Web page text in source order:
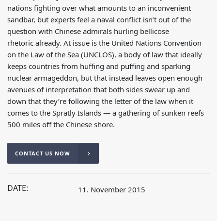
nations fighting over what amounts to an inconvenient
sandbar, but experts feel a naval conflict isn’t out of the
question with Chinese admirals hurling bellicose
rhetoric already. At issue is the United Nations Convention
on the Law of the Sea (UNCLOS), a body of law that ideally
keeps countries from huffing and puffing and sparking
nuclear armageddon, but that instead leaves open enough
avenues of interpretation that both sides swear up and
down that they’re following the letter of the law when it
comes to the Spratly Islands — a gathering of sunken reefs
500 miles off the Chinese shore.
CONTACT US NOW
DATE: 11. November 2015